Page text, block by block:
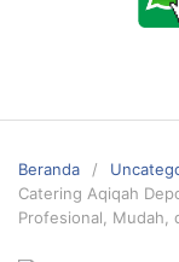
Beranda
Catering Aqiqah
Profesional, Mudah,